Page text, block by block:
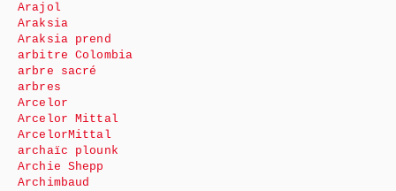
Arajol
Araksia
Araksia prend
arbitre Colombia
arbre sacré
arbres
Arcelor
Arcelor Mittal
ArcelorMittal
archaïc plounk
Archie Shepp
Archimbaud